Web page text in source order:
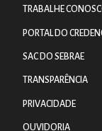
TRABALHE
PORTAL DO
SAC DO SEBRAE
TRANSPARÊNCIA
PRIVACIDADE
OUVIDORIA